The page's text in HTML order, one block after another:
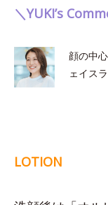
＼YUKI’s
顔の中
ェイス
LOTION